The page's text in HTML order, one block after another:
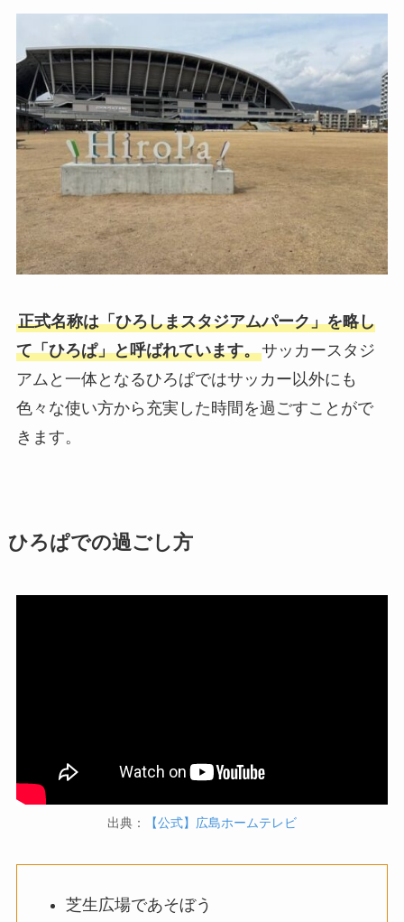
正式名称は「ひろしまスタジアムパーク」を略し
て「ひろぱ」と呼ばれています。サッカースタジ
アムと一体となるひろぱではサッカー以外にも
色々な使い方から充実した時間を過ごすことがで
きます。
ひろぱでの過ごし方
出典： 【公式】広島ホームテレビ
芝生広場であそぼう